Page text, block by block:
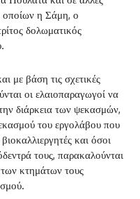
οποίων η Σάμη, ο
δολωματικός
με βάση τις σχετικές
οι ελαιοπαραγωγοί να
διάρκεια των ψεκασμών,
του εργολάβου που
και όσοι
τους, παρακαλούνται
κτημάτων τους